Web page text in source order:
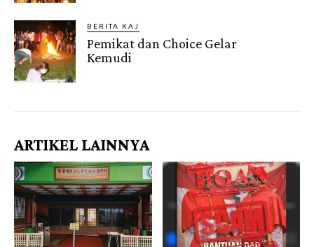
BERITA KAJ
Pemikat dan Choice Gelar
Kemudi
ARTIKEL LAINNYA